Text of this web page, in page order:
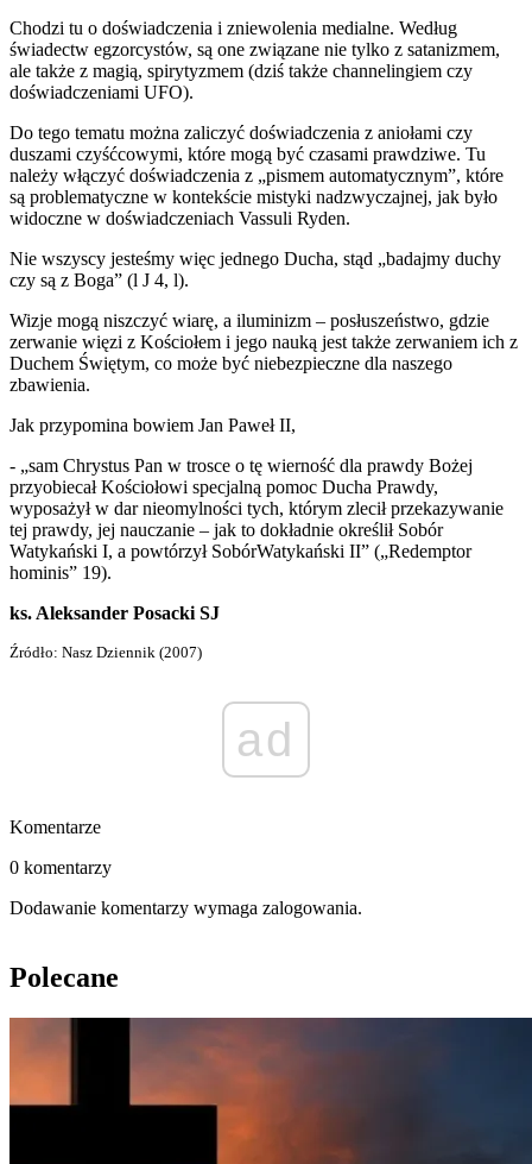
Chodzi tu o doświadczenia i zniewolenia medialne. Według
świadectw egzorcystów, są one związane nie tylko z satanizmem,
ale także z magią, spirytyzmem (dziś także channelingiem czy
doświadczeniami UFO).
Do tego tematu można zaliczyć doświadczenia z aniołami czy
duszami czyśćcowymi, które mogą być czasami prawdziwe. Tu
należy włączyć doświadczenia z „pismem automatycznym”, które
są problematyczne w kontekście mistyki nadzwyczajnej, jak było
widoczne w doświadczeniach Vassuli Ryden.
Nie wszyscy jesteśmy więc jednego Ducha, stąd „badajmy duchy
czy są z Boga” (l J 4, l).
Wizje mogą niszczyć wiarę, a iluminizm – posłuszeństwo, gdzie
zerwanie więzi z Kościołem i jego nauką jest także zerwaniem ich z
Duchem Świętym, co może być niebezpieczne dla naszego
zbawienia.
Jak przypomina bowiem Jan Paweł II,
- „sam Chrystus Pan w trosce o tę wierność dla prawdy Bożej
przyobiecał Kościołowi specjalną pomoc Ducha Prawdy,
wyposażył w dar nieomylności tych, którym zlecił przekazywanie
tej prawdy, jej nauczanie – jak to dokładnie określił Sobór
Watykański I, a powtórzył SobórWatykański II” („Redemptor
hominis” 19).
ks. Aleksander Posacki SJ
Źródło: Nasz Dziennik (2007)
ad
Komentarze
0 komentarzy
Dodawanie komentarzy wymaga zalogowania.
Polecane